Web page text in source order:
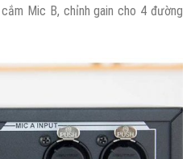
Mic B, chỉnh gain cho 4 đường